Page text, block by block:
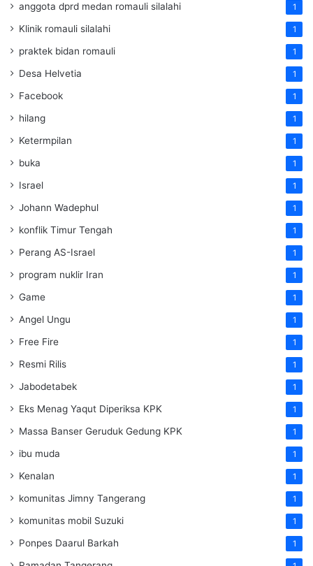
anggota dprd medan romauli silalahi 1
Klinik romauli silalahi 1
praktek bidan romauli 1
Desa Helvetia 1
Facebook 1
hilang 1
Ketermpilan 1
buka 1
Israel 1
Johann Wadephul 1
konflik Timur Tengah 1
Perang AS-Israel 1
program nuklir Iran 1
Game 1
Angel Ungu 1
Free Fire 1
Resmi Rilis 1
Jabodetabek 1
Eks Menag Yaqut Diperiksa KPK 1
Massa Banser Geruduk Gedung KPK 1
ibu muda 1
Kenalan 1
komunitas Jimny Tangerang 1
komunitas mobil Suzuki 1
Ponpes Daarul Barkah 1